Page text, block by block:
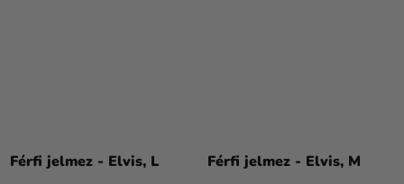
Férfi jelmez - Elvis, L Férfi jelmez - Elvis, M